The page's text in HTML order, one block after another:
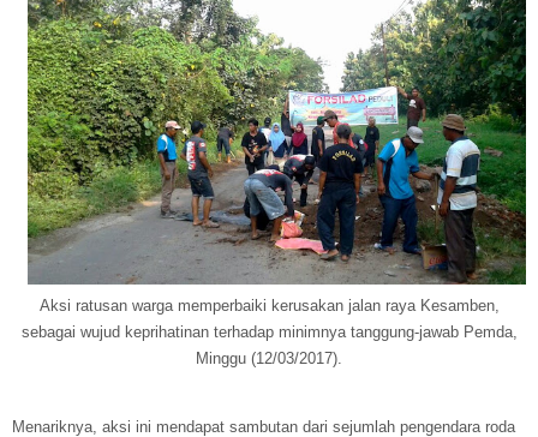
Aksi ratusan warga memperbaiki kerusakan jalan raya Kesamben,
sebagai wujud keprihatinan terhadap minimnya tanggung-jawab Pemda,
Minggu (12/03/2017).
Menariknya, aksi ini mendapat sambutan dari sejumlah pengendara roda